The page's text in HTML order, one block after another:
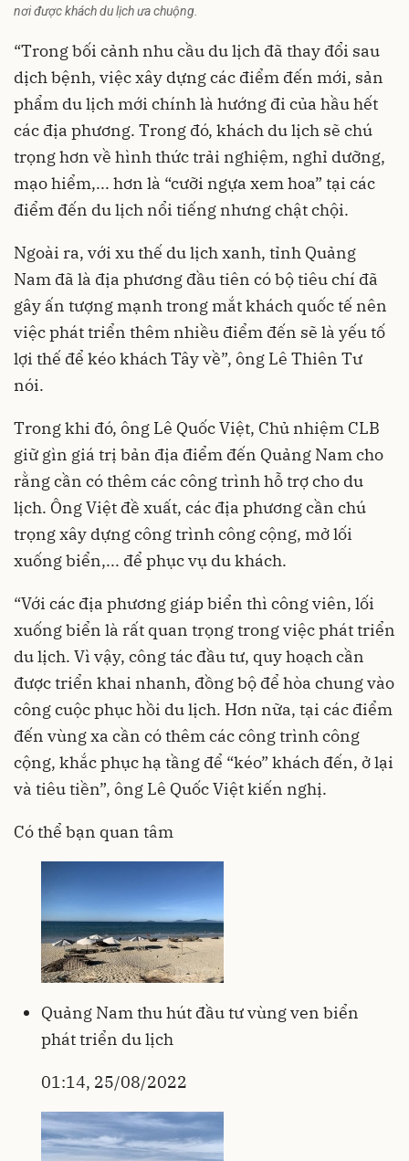
nơi được khách du lịch ưa chuộng.
“Trong bối cảnh nhu cầu du lịch đã thay đổi sau
dịch bệnh, việc xây dựng các điểm đến mới, sản
phẩm du lịch mới chính là hướng đi của hầu hết
các địa phương. Trong đó, khách du lịch sẽ chú
trọng hơn về hình thức trải nghiệm, nghỉ dưỡng,
mạo hiểm,... hơn là “cưỡi ngựa xem hoa” tại các
điểm đến du lịch nổi tiếng nhưng chật chội.
Ngoài ra, với xu thế du lịch xanh, tỉnh Quảng
Nam đã là địa phương đầu tiên có bộ tiêu chí đã
gây ấn tượng mạnh trong mắt khách quốc tế nên
việc phát triển thêm nhiều điểm đến sẽ là yếu tố
lợi thế để kéo khách Tây về”, ông Lê Thiên Tư
nói.
Trong khi đó, ông Lê Quốc Việt, Chủ nhiệm CLB
giữ gìn giá trị bản địa điểm đến Quảng Nam cho
rằng cần có thêm các công trình hỗ trợ cho du
lịch. Ông Việt đề xuất, các địa phương cần chú
trọng xây dựng công trình công cộng, mở lối
xuống biển,... để phục vụ du khách.
“Với các địa phương giáp biển thì công viên, lối
xuống biển là rất quan trọng trong việc phát triển
du lịch. Vì vậy, công tác đầu tư, quy hoạch cần
được triển khai nhanh, đồng bộ để hòa chung vào
công cuộc phục hồi du lịch. Hơn nữa, tại các điểm
đến vùng xa cần có thêm các công trình công
cộng, khắc phục hạ tầng để “kéo” khách đến, ở lại
và tiêu tiền”, ông Lê Quốc Việt kiến nghị.
Có thể bạn quan tâm
Quảng Nam thu hút đầu tư vùng ven biển
phát triển du lịch
01:14, 25/08/2022